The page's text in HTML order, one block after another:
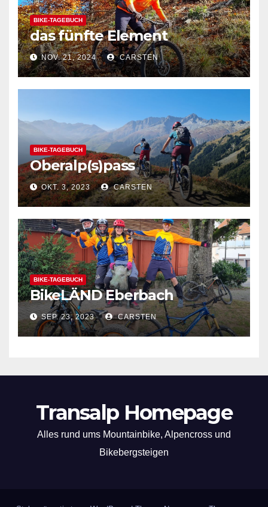
BIKE-TAGEBUCH
das fünfte Element
NOV. 21, 2024 CARSTEN
BIKE-TAGEBUCH
Oberalp(s)pass
OKT. 3, 2023 CARSTEN
BIKE-TAGEBUCH
BikeLÄND Eberbach
SEP. 23, 2023 CARSTEN
Transalp Homepage
Alles rund ums Mountainbike, Alpencross und
Bikebergsteigen